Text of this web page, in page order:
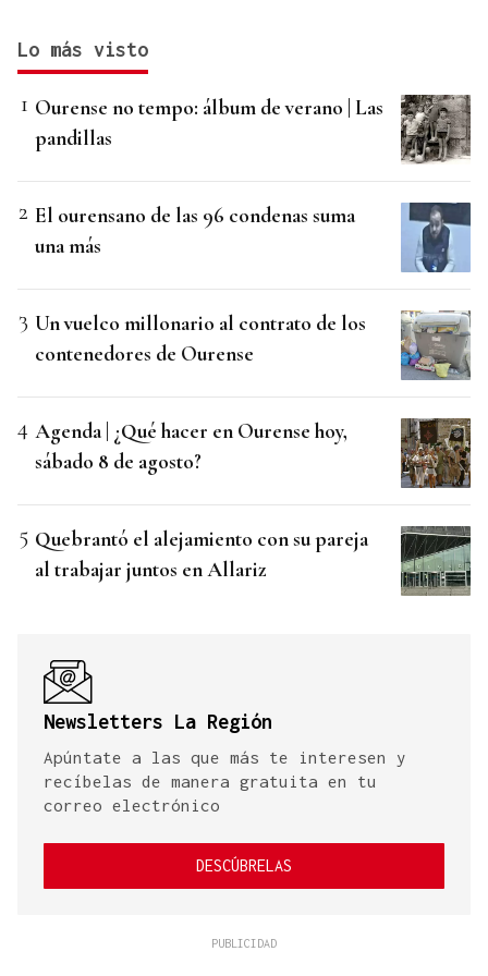
Lo más visto
Ourense no tempo: álbum de verano | Las
pandillas
El ourensano de las 96 condenas suma
una más
Un vuelco millonario al contrato de los
contenedores de Ourense
Agenda | ¿Qué hacer en Ourense hoy,
sábado 8 de agosto?
Quebrantó el alejamiento con su pareja
al trabajar juntos en Allariz
Newsletters La Región
Apúntate a las que más te interesen y
recíbelas de manera gratuita en tu
correo electrónico
DESCÚBRELAS